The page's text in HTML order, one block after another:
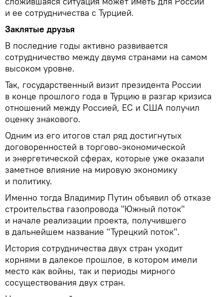
и ее сотрудничества с Турцией.
Заклятые друзья
В последние годы активно развивается
сотрудничество между двумя странами на самом
высоком уровне.
Так, государственный визит президента России
в конце прошлого года в Турцию в разгар кризиса
отношений между Россией, ЕС и США получил
оценку знакового.
Одним из его итогов стал ряд достигнутых
договоренностей в торгово-экономической
и энергетической сферах, которые уже оказали
заметное влияние на мировую экономику
и политику.
Именно тогда Владимир Путин объявил об отказе
строительства газопровода "Южный поток"
и начале реализации проекта, получившего
в дальнейшем название "Турецкий поток".
История сотрудничества двух стран уходит
корнями в далекое прошлое, в котором имели
место как войны, так и периоды мирного
сосуществования двух стран.